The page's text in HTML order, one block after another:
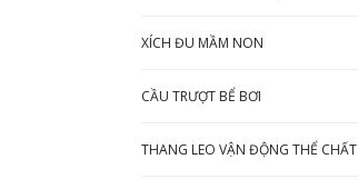
XÍCH ĐU MẦM NON
CẦU TRƯỢT BỂ BƠI
THANG LEO VẬN ĐỘNG THỂ CHẤT